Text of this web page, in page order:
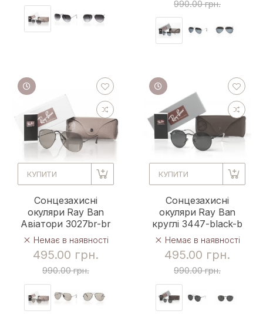
990.00 грн.
КУПИТИ
Сонцезахисні
окуляри Ray Ban
Авіатори 3027br-br
Немає в наявності
495.00 грн.
990.00 грн.
КУПИТИ
Сонцезахисні
окуляри Ray Ban
круглі 3447-black-b
Немає в наявності
495.00 грн.
990.00 грн.